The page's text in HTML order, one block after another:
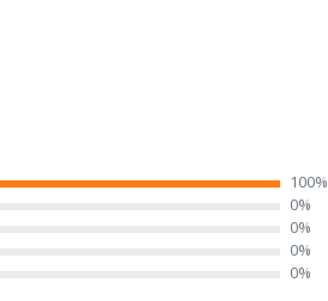
100%
0%
0%
0%
0%